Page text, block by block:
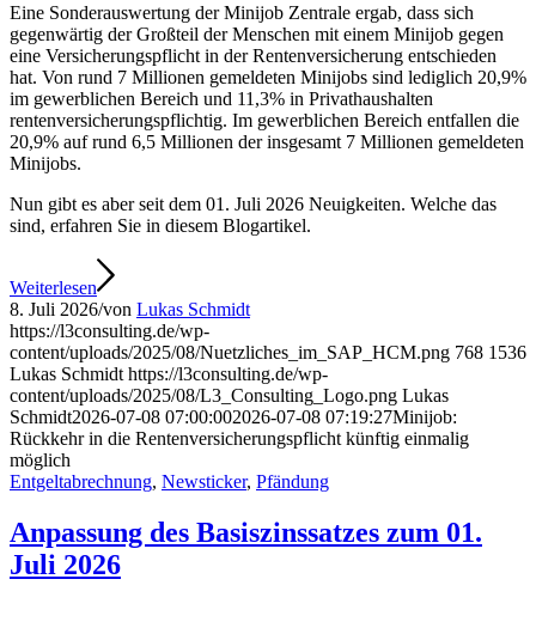
Eine Sonderauswertung der Minijob Zentrale ergab, dass sich
gegenwärtig der Großteil der Menschen mit einem Minijob gegen
eine Versicherungspflicht in der Rentenversicherung entschieden
hat. Von rund 7 Millionen gemeldeten Minijobs sind lediglich 20,9%
im gewerblichen Bereich und 11,3% in Privathaushalten
rentenversicherungspflichtig. Im gewerblichen Bereich entfallen die
20,9% auf rund 6,5 Millionen der insgesamt 7 Millionen gemeldeten
Minijobs.
Nun gibt es aber seit dem 01. Juli 2026 Neuigkeiten. Welche das
sind, erfahren Sie in diesem Blogartikel.
Weiterlesen
8. Juli 2026/von Lukas Schmidt
https://l3consulting.de/wp-
content/uploads/2025/08/Nuetzliches_im_SAP_HCM.png 768 1536
Lukas Schmidt https://l3consulting.de/wp-
content/uploads/2025/08/L3_Consulting_Logo.png Lukas
Schmidt2026-07-08 07:00:002026-07-08 07:19:27Minijob:
Rückkehr in die Rentenversicherungspflicht künftig einmalig
möglich
Entgeltabrechnung, Newsticker, Pfändung
Anpassung des Basiszinssatzes zum 01.
Juli 2026